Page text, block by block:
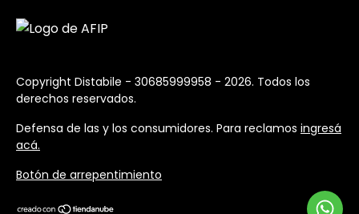
Copyright Distabile - 30685999958 - 2026. Todos los
derechos reservados.
Defensa de las y los consumidores. Para reclamos ingresá
acá.
Botón de arrepentimiento